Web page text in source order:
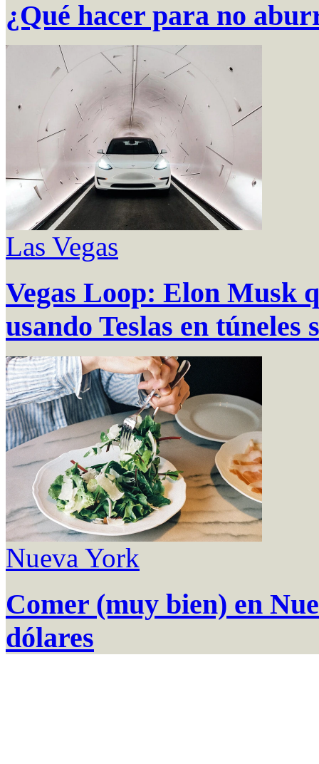
¿Qué hacer para no
Las Vegas
Vegas Loop: Elon Musk
usando Teslas en túneles
Nueva York
Comer (muy bien) en
dólares